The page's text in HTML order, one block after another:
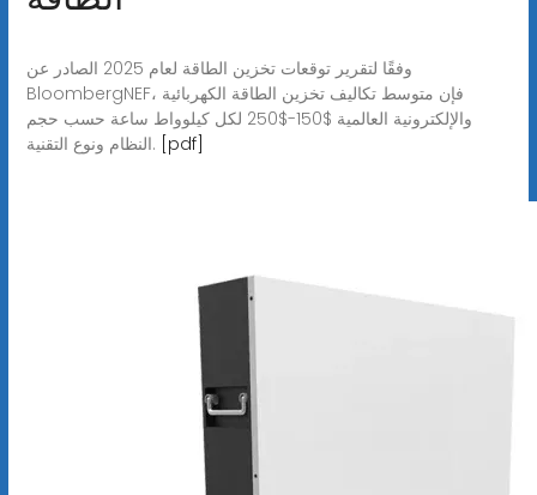
وفقًا لتقرير توقعات تخزين الطاقة لعام 2025 الصادر عن
BloombergNEF، فإن متوسط تكاليف تخزين الطاقة الكهربائية
والإلكترونية العالمية $150-$250 لكل كيلوواط ساعة حسب حجم
النظام ونوع التقنية. [pdf]